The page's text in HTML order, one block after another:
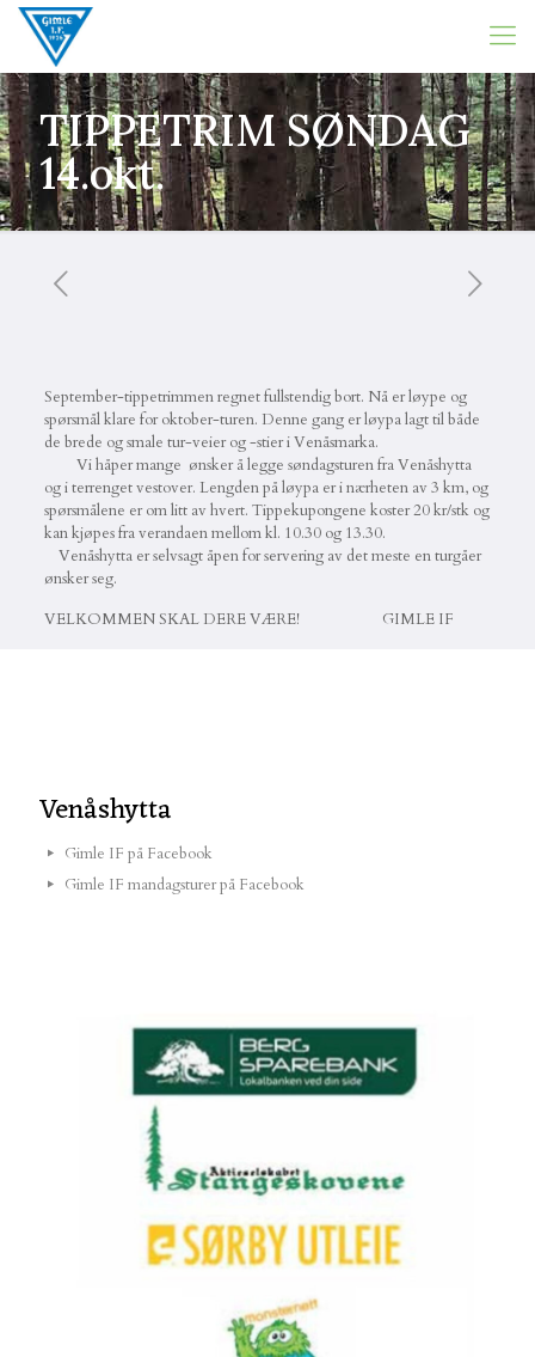
TIPPETRIM SØNDAG
14.okt.
September-tippetrimmen regnet fullstendig bort. Nå er løype og
spørsmål klare for oktober-turen. Denne gang er løypa lagt til både
de brede og smale tur-veier og -stier i Venåsmarka.
Vi håper mange ønsker å legge søndagsturen fra Venåshytta
og i terrenget vestover. Lengden på løypa er i nærheten av 3 km, og
spørsmålene er om litt av hvert. Tippekupongene koster 20 kr/stk og
kan kjøpes fra verandaen mellom kl. 10.30 og 13.30.
Venåshytta er selvsagt åpen for servering av det meste en turgåer
ønsker seg.
VELKOMMEN SKAL DERE VÆRE! GIMLE IF
Venåshytta
Gimle IF på Facebook
Gimle IF mandagsturer på Facebook